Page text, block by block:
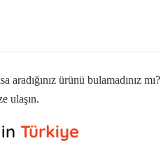
ürünü bulamadınız mı?
ulaşın.
Türkiye